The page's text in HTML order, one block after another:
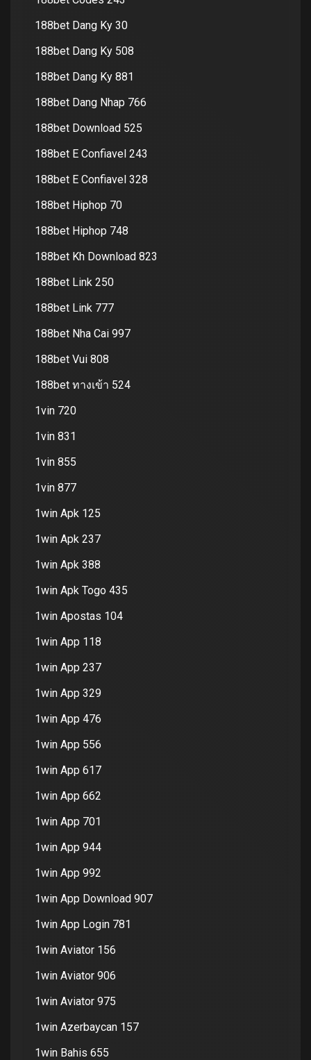
188bet Dang Ky 30
188bet Dang Ky 508
188bet Dang Ky 881
188bet Dang Nhap 766
188bet Download 525
188bet E Confiavel 243
188bet E Confiavel 328
188bet Hiphop 70
188bet Hiphop 748
188bet Kh Download 823
188bet Link 250
188bet Link 777
188bet Nha Cai 997
188bet Vui 808
188bet ทางเข้า 524
1vin 720
1vin 831
1vin 855
1vin 877
1win Apk 125
1win Apk 237
1win Apk 388
1win Apk Togo 435
1win Apostas 104
1win App 118
1win App 237
1win App 329
1win App 476
1win App 556
1win App 617
1win App 662
1win App 701
1win App 944
1win App 992
1win App Download 907
1win App Login 781
1win Aviator 156
1win Aviator 906
1win Aviator 975
1win Azerbaycan 157
1win Bahis 655